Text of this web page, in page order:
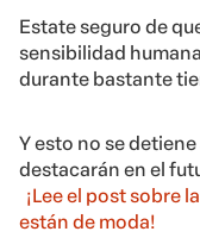
Estate seguro de
sensibilidad
durante bastante
Y esto no se
destacarán en el
¡Lee el post sobre
están de moda!